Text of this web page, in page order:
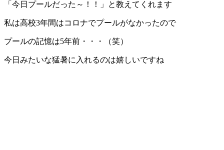
「今日プールだった～！！」と教えてくれます
私は高校3年間はコロナでプールがなかったので
プールの記憶は5年前・・・（笑）
今日みたいな猛暑に入れるのは嬉しいですね